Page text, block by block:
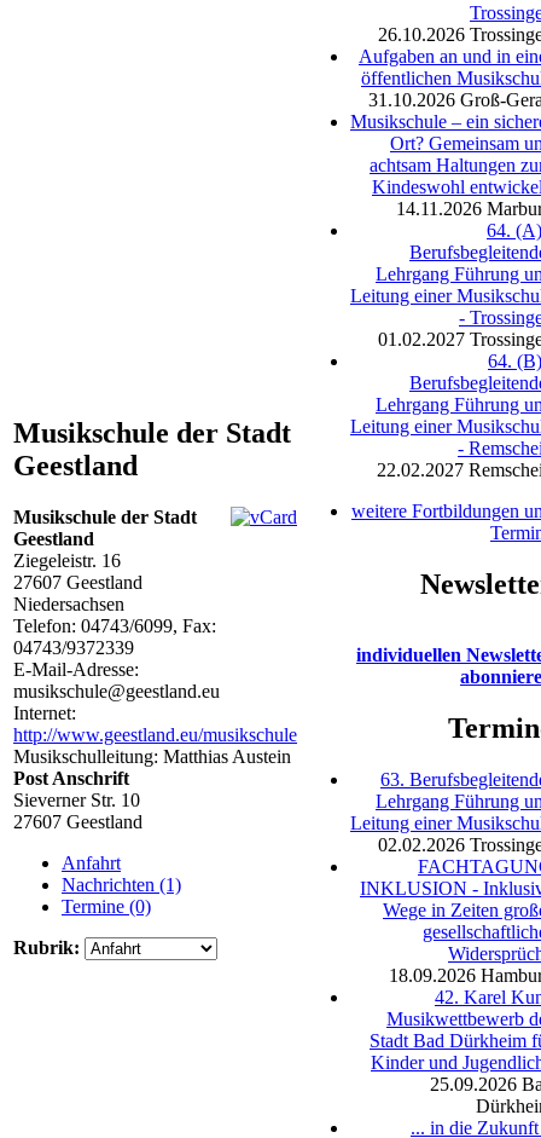
Musikschule der Stadt
Geestland
Musikschule der Stadt
Geestland
Ziegeleistr. 16
27607 Geestland
Niedersachsen
Telefon: 04743/6099, Fax:
04743/9372339
E-Mail-Adresse:
musikschule@geestland.eu
Internet:
http://www.geestland.eu/musikschule
Musikschulleitung: Matthias Austein
Post Anschrift
Sieverner Str. 10
27607 Geestland
Anfahrt
Nachrichten (1)
Termine (0)
Rubrik:
26.10.2026
Aufgaben an und in
öffentlichen
31.10.2026 Groß-
Musikschule – ein
Ort? Gemeinsam
achtsam Haltungen
Kindeswohl
14.11.2026
64.
Lehrgang Führung
Leitung einer
-
01.02.2027
64.
Lehrgang Führung
Leitung einer
-
22.02.2027
weitere Fortbildungen
individuellen
63.
Lehrgang Führung
Leitung einer
02.02.2026
INKLUSION -
Wege in Zeiten
18.09.2026
42. Karel
Musikwettbewerb
Stadt Bad Dürkheim
Kinder und
25.09.2026
... in die